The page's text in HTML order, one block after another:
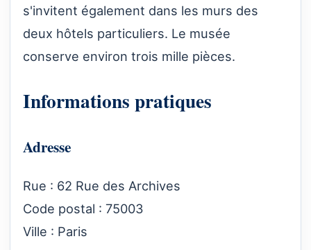
s'invitent également dans les murs des
deux hôtels particuliers. Le musée
conserve environ trois mille pièces.
Informations pratiques
Adresse
Rue : 62 Rue des Archives
Code postal : 75003
Ville : Paris